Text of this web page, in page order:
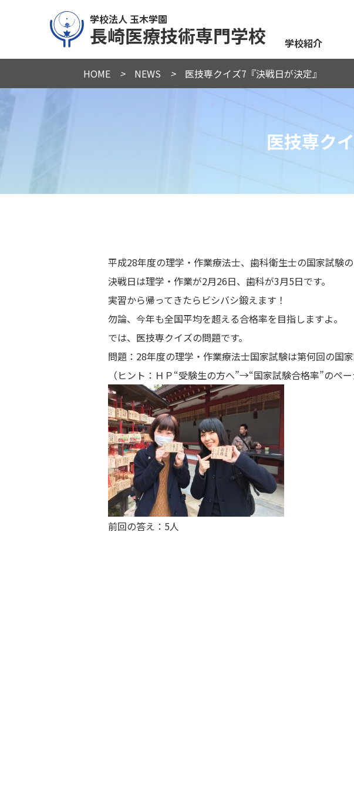
学校法人 玉木学園
長崎医療技術専門学校 学校紹介
医技専ク
HOME > NEWS > 医技専クイズ7『決戦日が決定』
平成28年度の理学・作業療法士、歯科衛生士の国家試験
決戦日は理学・作業が2月26日、歯科が3月5日です。
実習から帰ってきたらビシバシ鍛えます！
勿論、今年も全国平均を超える合格率を目指しますよ。
では、医技専クイズの問題です。
問題：28年度の理学・作業療法士国家試験は第何回の国
（ヒント：ＨＰ“受験生の方へ”→“国家試験合格率”のペー
前回の答え：5人